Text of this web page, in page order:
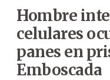
Hombre
celulares
panes en
Emboscada